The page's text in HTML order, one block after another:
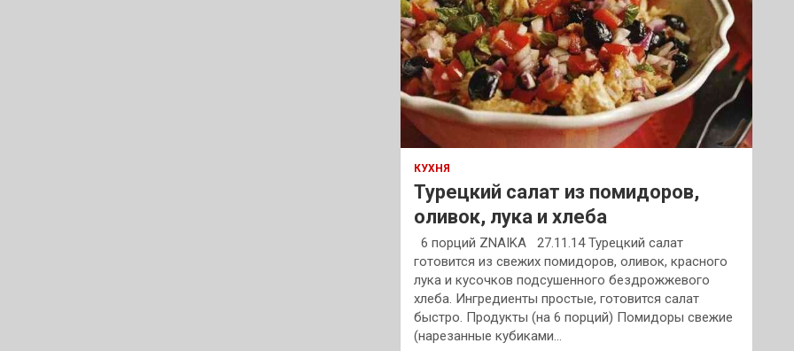
КУХНЯ
Турецкий салат из помидоров,
оливок, лука и хлеба
6 порций ZNAIKA 27.11.14 Турецкий салат
готовится из свежих помидоров, оливок, красного
лука и кусочков подсушенного бездрожжевого
хлеба. Ингредиенты простые, готовится салат
быстро. Продукты (на 6 порций) Помидоры свежие
(нарезанные кубиками…